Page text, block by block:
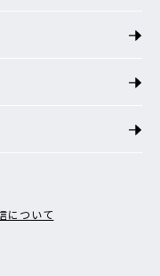
について